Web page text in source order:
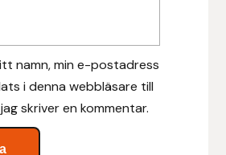
namn, min e-postadress
i denna webbläsare till
skriver en kommentar.